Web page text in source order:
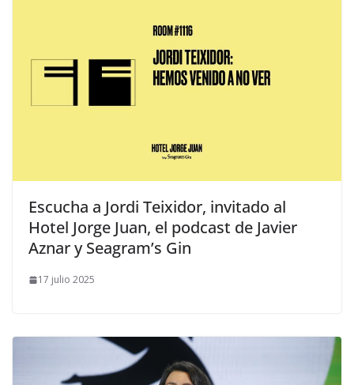
​Escucha a Jordi Teixidor, invitado al
Hotel Jorge Juan, el podcast de Javier
Aznar y Seagram’s Gin
17 julio 2025